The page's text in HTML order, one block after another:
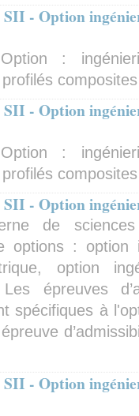
- Option
:
- Option
:
- Option
de
options : option
option
épreuves
spécifiques à
- Option